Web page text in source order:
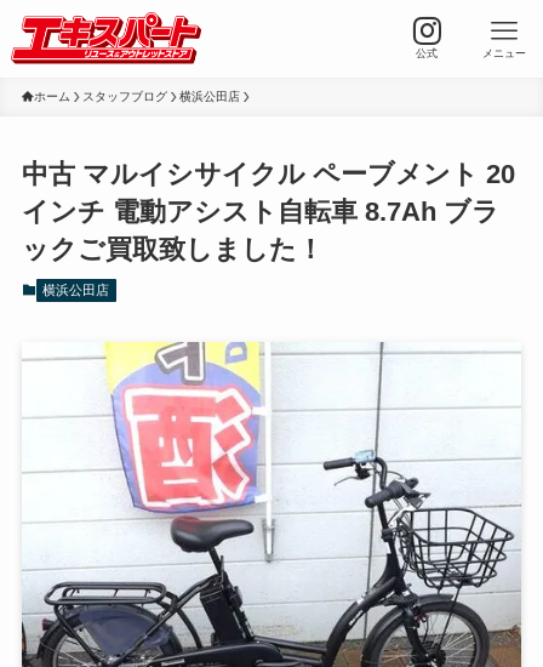
公式 メニュー
ホーム スタッフブログ 横浜公田店
中古 マルイシサイクル ペーブメント 20
インチ 電動アシスト自転車 8.7Ah ブラ
ックご買取致しました！
横浜公田店